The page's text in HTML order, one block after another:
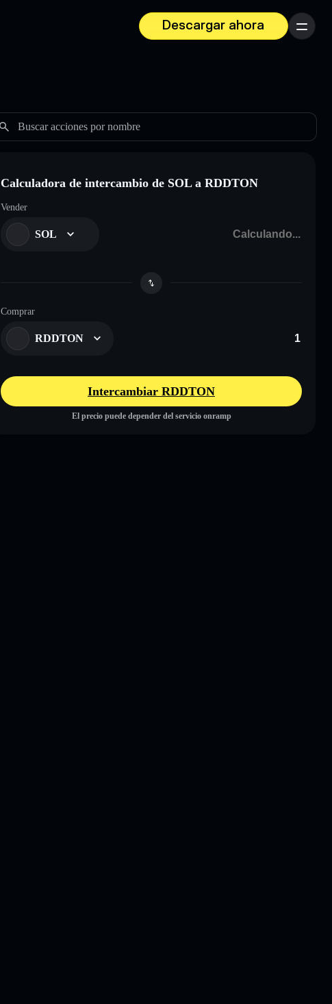
Descargar ahora
Menú
Buscar acciones por nombre
Calculadora de intercambio de SOL a RDDTON
Vender
SOL
Comprar
RDDTON
Intercambiar RDDTON
El precio puede depender del servicio onramp